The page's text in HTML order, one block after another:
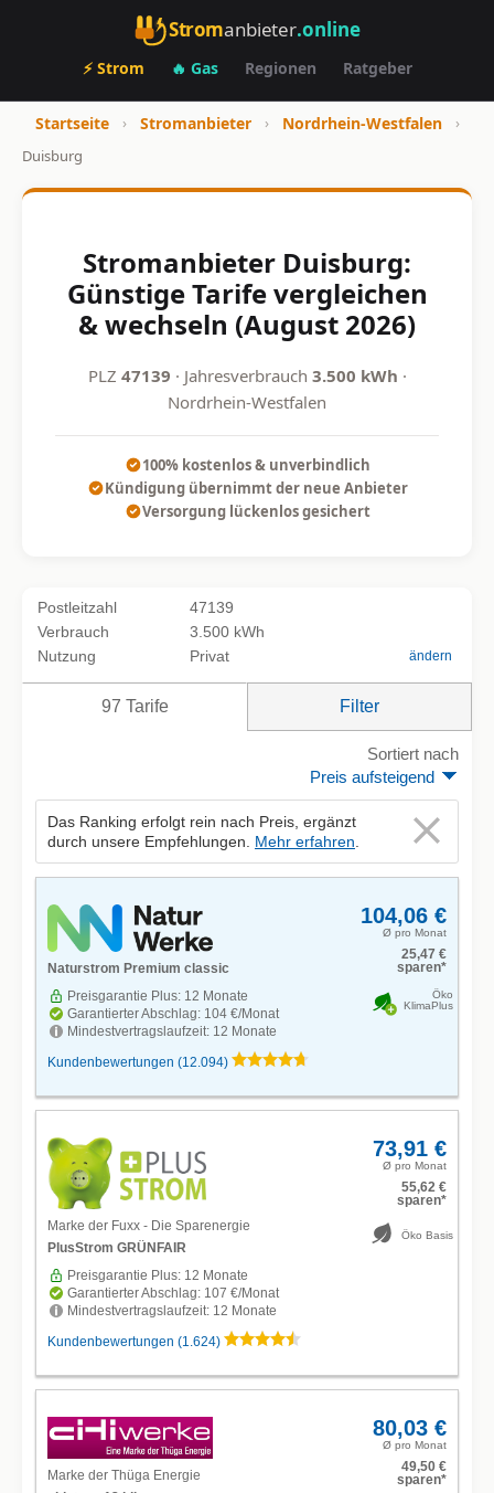
Stromanbieter.online
⚡ Strom 🔥 Gas Regionen Ratgeber
Startseite › Stromanbieter › Nordrhein-Westfalen
›
Duisburg
Stromanbieter Duisburg:
Günstige Tarife vergleichen
& wechseln (August 2026)
PLZ 47139 · Jahresverbrauch 3.500 kWh ·
Nordrhein-Westfalen
100% kostenlos & unverbindlich
Kündigung übernimmt der neue Anbieter
Versorgung lückenlos gesichert